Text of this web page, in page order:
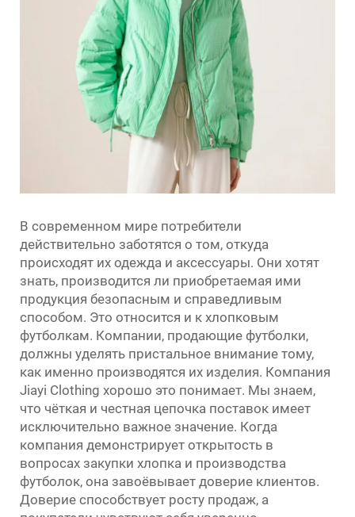
В современном мире потребители
действительно заботятся о том, откуда
происходят их одежда и аксессуары. Они хотят
знать, производится ли приобретаемая ими
продукция безопасным и справедливым
способом. Это относится и к хлопковым
футболкам. Компании, продающие футболки,
должны уделять пристальное внимание тому,
как именно производятся их изделия. Компания
Jiayi Clothing хорошо это понимает. Мы знаем,
что чёткая и честная цепочка поставок имеет
исключительно важное значение. Когда
компания демонстрирует открытость в
вопросах закупки хлопка и производства
футболок, она завоёвывает доверие клиентов.
Доверие способствует росту продаж, а